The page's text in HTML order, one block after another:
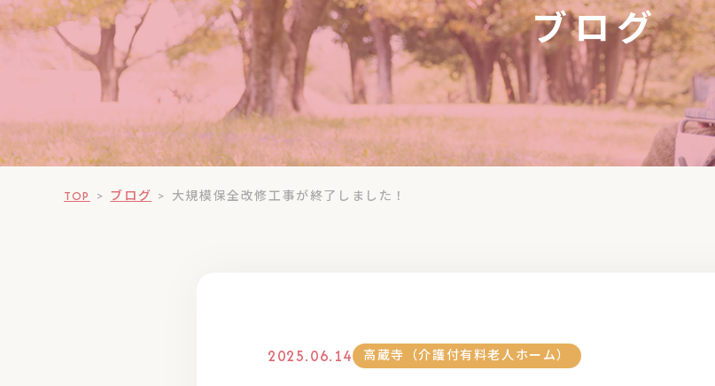
ブログ
TOP > ブログ > 大規模保全改修工事が終了しました！
2025.06.14 高蔵寺（介護付有料老人ホーム）